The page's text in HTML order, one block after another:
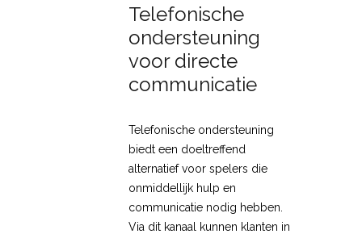
Telefonische
ondersteuning
voor directe
communicatie
Telefonische ondersteuning
biedt een doeltreffend
alternatief voor spelers die
onmiddellijk hulp en
communicatie nodig hebben.
Via dit kanaal kunnen klanten in